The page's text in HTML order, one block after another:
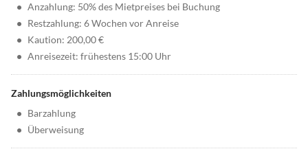
• Anzahlung: 50% des Mietpreises bei Buchung
• Restzahlung: 6 Wochen vor Anreise
• Kaution: 200,00 €
• Anreisezeit: frühestens 15:00 Uhr
Zahlungsmöglichkeiten
• Barzahlung
• Überweisung